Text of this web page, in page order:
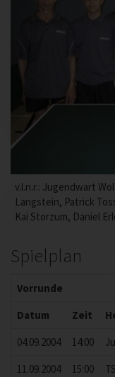
v.l.n.r.: Jugendwart
Langstein, Patrick
Kai Storzum, Daniel
Spielplan
Vorrunde
Datum
Zeit
04.09.2004
14:00
11.09.2004
15:00